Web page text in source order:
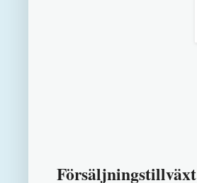
Försäljningstillväxt